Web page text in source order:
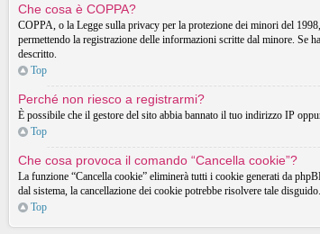
Che cosa è COPPA?
COPPA, o la Legge sulla privacy per la protezione dei minori del
permettendo la registrazione delle informazioni scritte dal minore. Se
descritto.
Top
Perché non riesco a registrarmi?
È possibile che il gestore del sito abbia bannato il tuo indirizzo IP
Top
Che cosa provoca il comando “Cancella cookie”?
La funzione “Cancella cookie” eliminerà tutti i cookie generati da
dal sistema, la cancellazione dei cookie potrebbe risolvere tale disguido.
Top